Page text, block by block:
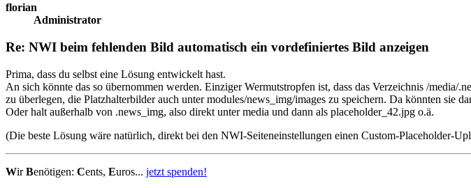
florian
Administrator
Re: NWI beim fehlenden Bild automatisch ein vordefiniertes Bild anzeigen
Prima, dass du selbst eine Lösung entwickelt hast.
An sich könnte das so übernommen werden. Einziger Wermutstropfen ist, dass das Verzeichnis /
zu überlegen, die Platzhalterbilder auch unter modules/news_img/images zu speichern. Da könnten sie
Oder halt außerhalb von .news_img, also direkt unter media und dann als placeholder_42.jpg o.ä.
(Die beste Lösung wäre natürlich, direkt bei den NWI-Seiteneinstellungen einen Custom-Placeholder-
WirBenötigen: Cents, Euros... jetzt spenden!